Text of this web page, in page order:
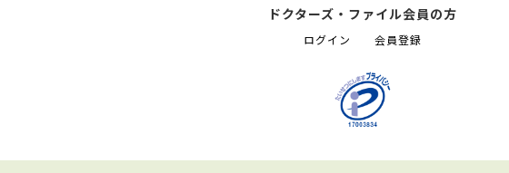
ドクターズ・ファイル会員の方
ログイン 会員登録